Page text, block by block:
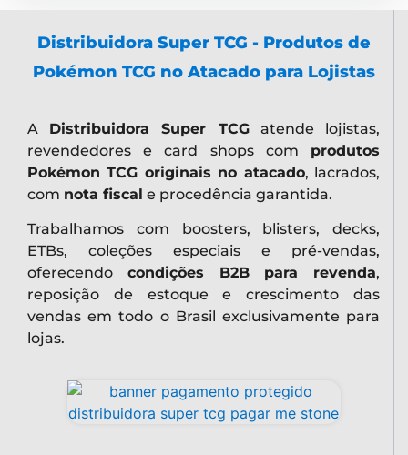
Distribuidora Super TCG - Produtos de
Pokémon TCG no Atacado para Lojistas
A Distribuidora Super TCGatende lojistas,
revendedores e card shops com produtos
Pokémon TCG originais no atacado, lacrados,
com nota fiscal e procedência garantida.
Trabalhamos com boosters, blisters, decks,
ETBs, coleções especiais e pré-vendas,
oferecendo condições B2B para revenda,
reposição de estoque e crescimento das
vendas em todo o Brasil exclusivamente para
lojas.